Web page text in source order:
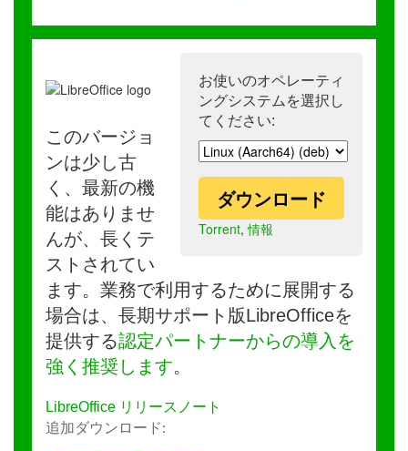
お使いのオペレーティ
ングシステムを選択し
てください:
ダウンロード
Torrent,情報
このバージョ
ンは少し古
く、最新の機
能はありませ
んが、長くテ
ストされてい
ます。業務で利用するために展開する
場合は、長期サポート版LibreOfficeを
提供する認定パートナーからの導入を
強く推奨します。
LibreOffice リリースノート
追加ダウンロード: